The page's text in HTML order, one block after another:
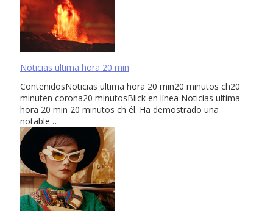
Noticias ultima hora 20 min
ContenidosNoticias ultima hora 20 min20 minutos ch20
minuten corona20 minutosBlick en línea Noticias ultima
hora 20 min 20 minutos ch él. Ha demostrado una
notable …